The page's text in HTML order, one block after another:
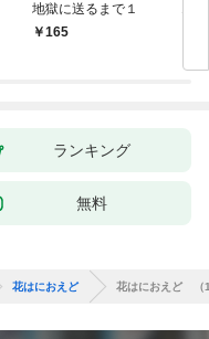
地獄に送るまで１
165
ランキング
無料
花はにおえど 花はにおえど （